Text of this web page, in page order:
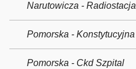
Narutowicza - Radiostacja
Pomorska - Konstytucyjna
Pomorska - Ckd Szpital